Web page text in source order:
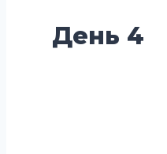
День 4